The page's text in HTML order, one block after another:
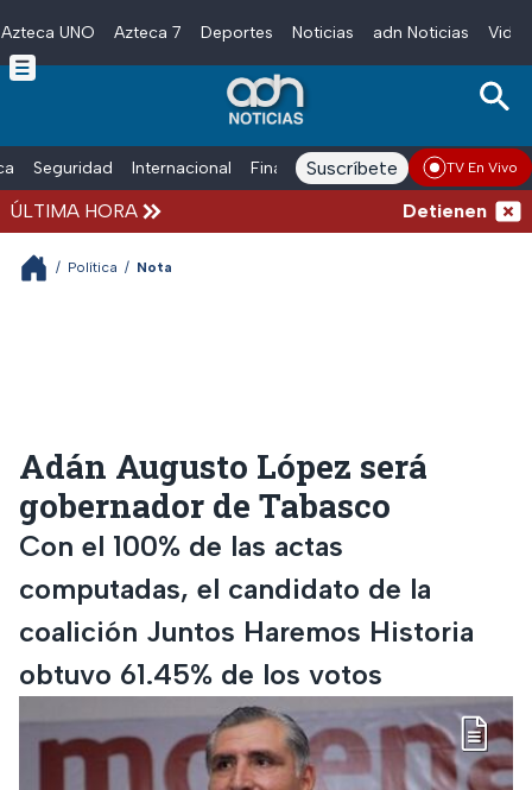
Skip to main content
Azteca UNO Azteca 7 Deportes Noticias adn Noticias
Seguridad Internacional Finanzas adn Noticias Radio
Suscríbete TV En Vivo
ÚLTIMA HORA Detienen al
/ Política / Nota
Adán Augusto López será
gobernador de Tabasco
Con el 100% de las actas
computadas, el candidato de la
coalición Juntos Haremos Historia
obtuvo 61.45% de los votos